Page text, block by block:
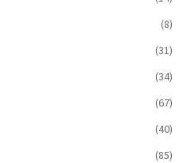
(8)
(31)
(34)
(67)
(40)
(85)